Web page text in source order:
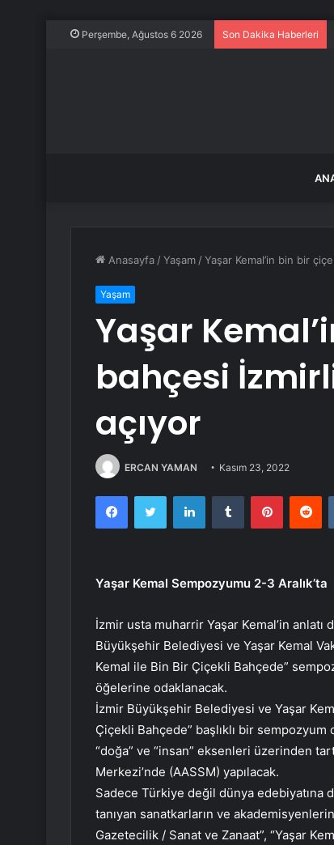
Perşembe, Ağustos 6 2026 Son Dakika Haberleri
Anasayfa /Yaşam /Yaşar Kemal’in bin bir
Yaşam
Yaşar
bahçesi
açıyor
ERCAN YAMAN Kasım 23, 2022
FacebookTwitter LinkedInTumblr Pinterest
Yaşar Kemal Sempozyumu 2-3 Aralık’ta
İzmir usta muharrir Yaşar Kemal’in anlatı
Büyükşehir Belediyesi ve Yaşar Kemal
Kemal ile Bin Bir Çiçekli Bahçede”
öğelerine odaklanacak.
İzmir Büyükşehir Belediyesi ve Yaşar
Çiçekli Bahçede” başlıklı bir sempozyum
“doğa” ve “insan” eksenleri üzerinden
Merkezi’nde (AASSM) yapılacak.
Sadece Türkiye değil dünya edebiyatına
tanıyan sanatkarların ve
Gazetecilik / Sanat ve Zanaat”, “Yaşar